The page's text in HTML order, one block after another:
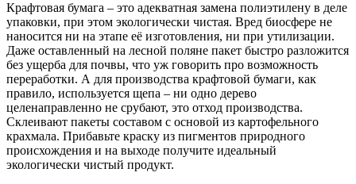
Крафтовая бумага – это адекватная замена полиэтилену в деле
упаковки, при этом экологически чистая. Вред биосфере не
наносится ни на этапе её изготовления, ни при утилизации.
Даже оставленный на лесной поляне пакет быстро разложится
без ущерба для почвы, что уж говорить про возможность
переработки. А для производства крафтовой бумаги, как
правило, используется щепа – ни одно дерево
целенаправленно не срубают, это отход производства.
Склеивают пакеты составом с основой из картофельного
крахмала. Прибавьте краску из пигментов природного
происхождения и на выходе получите идеальный
экологически чистый продукт.